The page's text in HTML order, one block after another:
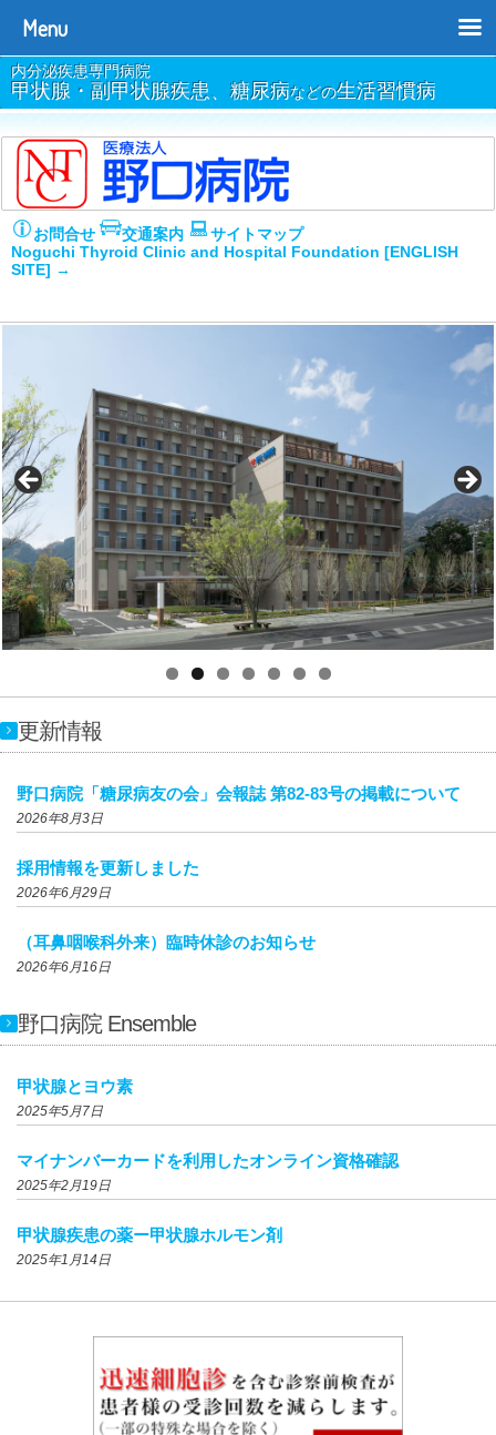
内分泌疾患専門病院
甲状腺・副甲状腺疾患、糖尿病などの生活習慣病
お問合せ 交通案内
サイトマップ
Noguchi Thyroid Clinic and Hospital Foundation [ENGLISH
SITE] →
更新情報
野口病院「糖尿病友の会」会報誌 第82-83号の掲載について
2026年8月3日
採用情報を更新しました
2026年6月29日
（耳鼻咽喉科外来）臨時休診のお知らせ
2026年6月16日
野口病院 Ensemble
甲状腺とヨウ素
2025年5月7日
マイナンバーカードを利用したオンライン資格確認
2025年2月19日
甲状腺疾患の薬ー甲状腺ホルモン剤
2025年1月14日
Menu